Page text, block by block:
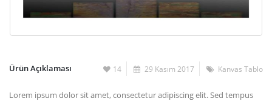
Ürün Açıklaması 14 29 Kasım 2017 Kanvas Tablo
Lorem ipsum dolor sit amet, consectetur adipiscing elit. Sed tempus